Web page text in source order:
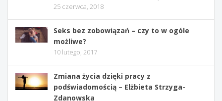
25 czerwca, 2018
Seks bez zobowiązań – czy to w ogóle
możliwe?
10 lutego, 2017
Zmiana życia dzięki pracy z
podświadomością – Elżbieta Strzyga-
Zdanowska